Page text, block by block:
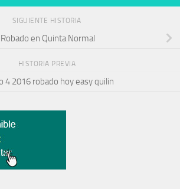
SIGUIENTE HISTORIA
Robado en Quinta Normal
HISTORIA PREVIA
4 2016 robado hoy easy quilin